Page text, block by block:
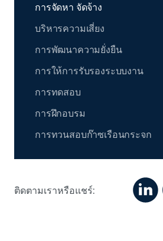
การจัดหา จัดจ้าง
บริหารความเสี่ยง
การพัฒนาความยั่งยืน
การให้การรับรองระบบงาน
การทดสอบ
การฝึกอบรม
การทวนสอบก๊าซเรือนกระจก
ติดตามเราหรือแชร์: